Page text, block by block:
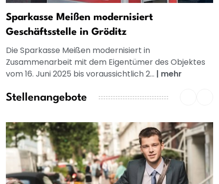
Sparkasse Meißen modernisiert
Geschäftsstelle in Gröditz
Die Sparkasse Meißen modernisiert in
Zusammenarbeit mit dem Eigentümer des Objektes
vom 16. Juni 2025 bis voraussichtlich 2... | mehr
Stellenangebote